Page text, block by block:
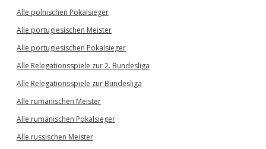
Alle polnischen Pokalsieger
Alle portugiesischen Meister
Alle portugiesischen Pokalsieger
Alle Relegationsspiele zur 2. Bundesliga
Alle Relegationsspiele zur Bundesliga
Alle rumänischen Meister
Alle rumänischen Pokalsieger
Alle russischen Meister